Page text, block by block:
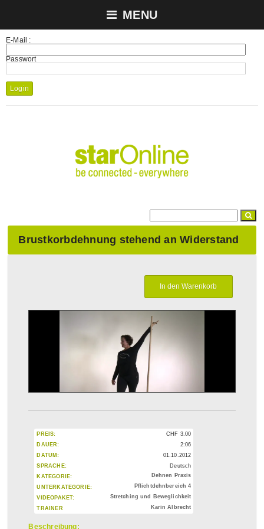
MENU
E-Mail :
Passwort
Login
Brustkorbdehnung stehend an Widerstand
PREIS: 3.00
CHF
DAUER:
2:06
DATUM:
01.10.2012
SPRACHE:
Deutsch
KATEGORIE:
Dehnen Praxis
UNTERKATEGORIE:
Pflichtdehnbereich 4
VIDEOPAKET:
Stretching und Beweglichkeit
TRAINER
Karin Albrecht
Beschreibung: